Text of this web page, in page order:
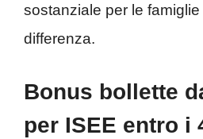
sostanziale per le
differenza.
Bonus bollette
per ISEE entro i